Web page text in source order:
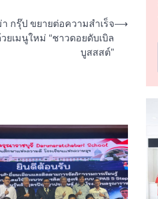
กรุ๊ป ขยายต่อความสำเร็จ
เมนูใหม่ “ชาวดอยดับเบิล
บูสสสต์”
⟶